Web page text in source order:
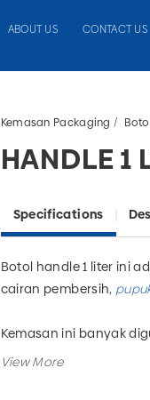
ABOUT US CONTACT US
Kemasan Packaging
HANDLE 1
Specifications
Botol handle 1 liter ini
cairan pembersih,
Kemasan ini banyak